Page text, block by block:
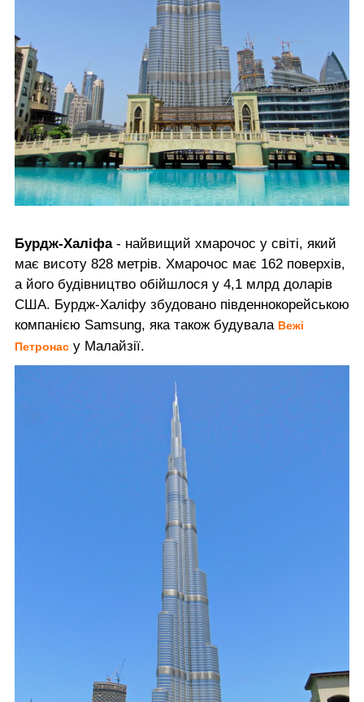
Бурдж-Халіфа- найвищий хмарочос у світі, який
має висоту 828 метрів. Хмарочос має 162 поверхів,
а його будівництво обійшлося у 4,1 млрд доларів
США. Бурдж-Халіфу збудовано південнокорейською
компанією Samsung, яка також будувала Вежі
Петронас у Малайзії.